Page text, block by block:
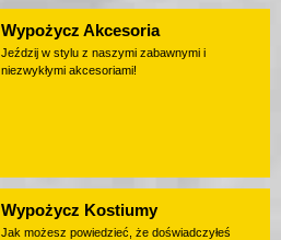
Wypożycz Akcesoria
Jeździj w stylu z naszymi zabawnymi i
niezwykłymi akcesoriami!
Wypożycz Kostiumy
Jak możesz powiedzieć, że doświadczyłeś